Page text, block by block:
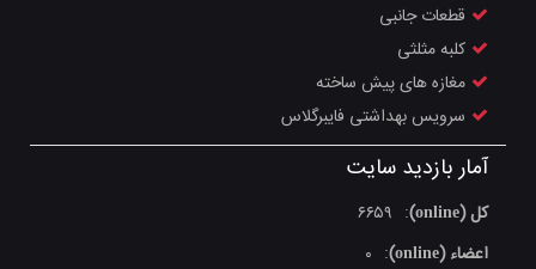
قطعات جانبی
کلبه مثلثی
مغازه های پیش ساخته
سرویس بهداشتی فایبرگلاس
آمار بازدید سایت
کل (online) :
۶۶۵۹
اعضاء (online)
:
۰